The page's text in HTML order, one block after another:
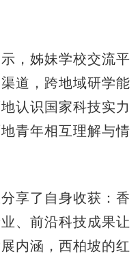
，姊妹学校交流平
道，跨地域研学能
认识国家科技实力
青年相互理解与情
享了自身收获：香
、前沿科技成果让
内涵，西柏坡的红